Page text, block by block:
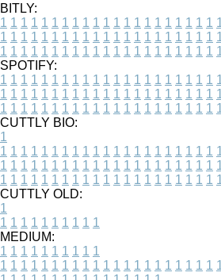
BITLY:
1 1 1 1 1 1 1 1 1 1 1 1 1 1 1 1 1 1 1 1 1
1 1 1 1 1 1 1 1 1 1 1 1 1 1 1 1 1 1 1 1 1
1 1 1 1 1 1 1 1 1 1 1 1 1 1 1 1 1 1 1 1 1
SPOTIFY:
1 1 1 1 1 1 1 1 1 1 1 1 1 1 1 1 1 1 1 1 1
1 1 1 1 1 1 1 1 1 1 1 1 1 1 1 1 1 1 1 1 1
1 1 1 1 1 1 1 1 1 1 1 1 1 1 1 1 1 1 1 1 1
CUTTLY BIO:
1
1 1 1 1 1 1 1 1 1 1 1 1 1 1 1 1 1 1 1 1 1
1 1 1 1 1 1 1 1 1 1 1 1 1 1 1 1 1 1 1 1 1
1 1 1 1 1 1 1 1 1 1 1 1 1 1 1 1 1 1 1 1 1
CUTTLY OLD:
1
1 1 1 1 1 1 1 1 1 1
MEDIUM:
1 1 1 1 1 1 1 1 1 1
1 1 1 1 1 1 1 1 1 1 1 1 1 1 1 1 1 1 1 1 1